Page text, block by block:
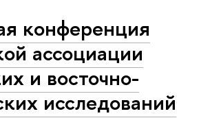
конференция
ассоциации
и восточно-
исследований